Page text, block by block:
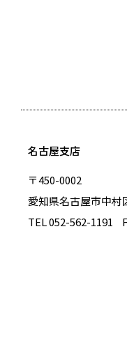
名古屋支店
〒450-0002
愛知県名古屋市中
TEL 052-562-1191